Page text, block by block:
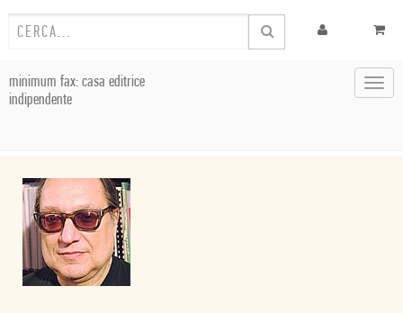
minimum fax: casa editrice
indipendente